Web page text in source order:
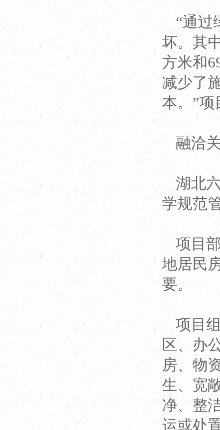
“通过
坏。其
方米和
减少了
本。”项
融洽
湖北
学规范
项目
地居民
要。
项目
区、办
房、物
生、宽
净、整
运或处